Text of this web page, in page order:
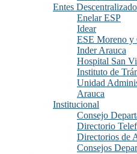
Entes
Enelar ESP
Idear
ESE Moreno y
Inder Arauca
Hospital San
Instituto de
Unidad
Arauca
Institucional
Consejo
Directorio
Directorios de
Consejos